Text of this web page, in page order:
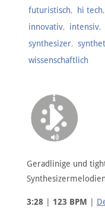
futuristisch, hi tech,
innovativ, intensiv,
synthesizer,
wissenschaftlich
Geradlinige und
3:28| 123 BPM